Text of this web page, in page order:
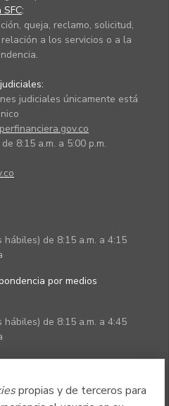
propias y de terceros para
SFC:
queja, reclamo, solicitud,
a los servicios o a la
judiciales únicamente está
8:15 a.m. a 5:00 p.m.
de 8:15 a.m. a 4:15
por medios
de 8:15 a.m. a 4:45